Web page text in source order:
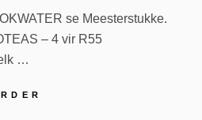
se Meesterstukke.
– 4 vir R55
…